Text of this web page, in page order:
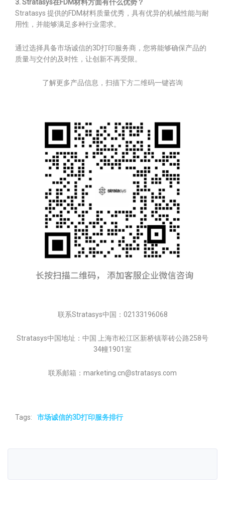
3. Stratasys在FDM材料方面有什么优势？
Stratasys 提供的FDM材料质量优秀，具有优异的机械性能与耐
用性，并能够满足多种行业需求。
通过选择具备市场诚信的3D打印服务商，您将能够确保产品的
质量与交付的及时性，让创新不再受限。
了解更多产品信息，扫描下方二维码一键咨询
联系Stratasys中国：02133196068
Stratasys中国地址：中国 上海市松江区新桥镇莘砖公路258号
34幢1901室
联系邮箱：marketing.cn@stratasys.com
Tags: 市场诚信的3D打印服务排行